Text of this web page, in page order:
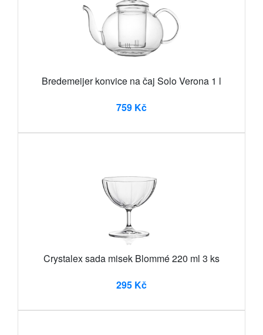
Bredemeijer konvice na čaj Solo Verona 1 l
759 Kč
Crystalex sada misek Blommé 220 ml 3 ks
295 Kč